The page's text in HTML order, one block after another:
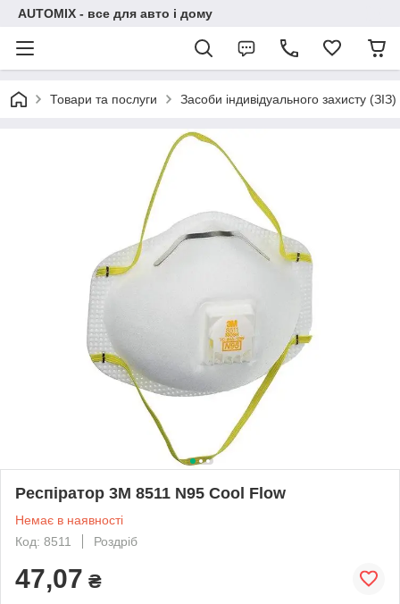
AUTOMIX - все для авто і дому
Товари та послуги Засоби індивідуального захисту (ЗІЗ)
Респіратор 3M 8511 N95 Cool Flow
Немає в наявності
Код: 8511
Роздріб
47,07 ₴